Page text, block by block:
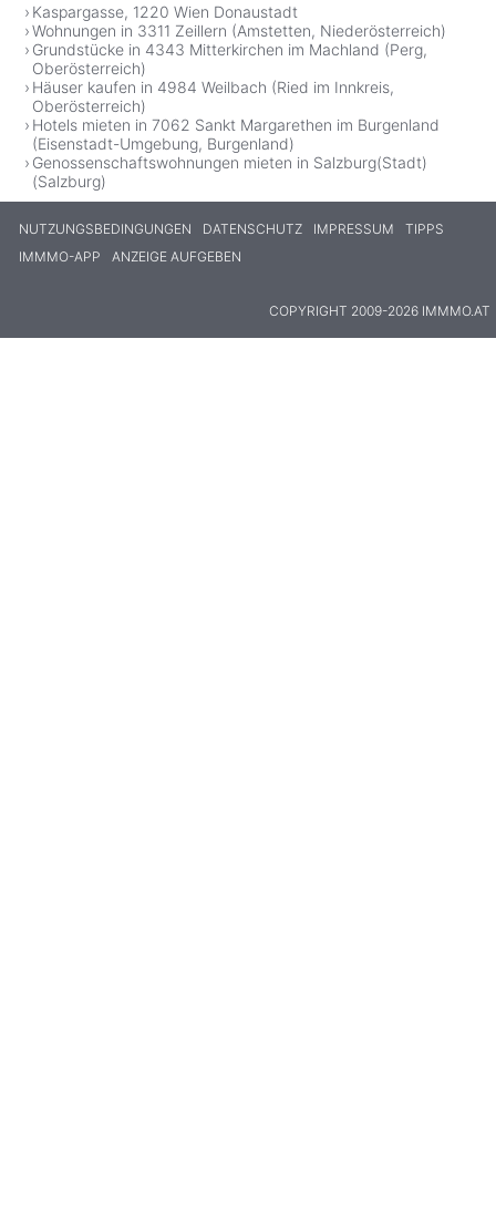
Kaspargasse, 1220 Wien Donaustadt
Wohnungen in 3311 Zeillern (Amstetten, Niederösterreich)
Grundstücke in 4343 Mitterkirchen im Machland (Perg,
Oberösterreich)
Häuser kaufen in 4984 Weilbach (Ried im Innkreis,
Oberösterreich)
Hotels mieten in 7062 Sankt Margarethen im Burgenland
(Eisenstadt-Umgebung, Burgenland)
Genossenschaftswohnungen mieten in Salzburg(Stadt)
(Salzburg)
NUTZUNGSBEDINGUNGEN DATENSCHUTZ IMPRESSUM
TIPPS
IMMMO-APP
ANZEIGE AUFGEBEN
COPYRIGHT 2009-2026 IMMMO.AT